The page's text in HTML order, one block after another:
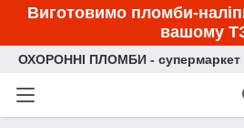
Виготовимо пломби-
вашому
ОХОРОННІ ПЛОМБИ - супермаркет